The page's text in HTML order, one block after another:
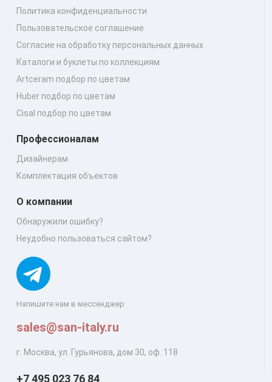
Напишите нам в мессенджер
sales@san-italy.ru
г. Москва, ул. Гурьянова, дом 30, оф. 118
Политика конфиденциальности
Пользовательское соглашение
Согласие на обработку персональных данных
Каталоги и буклеты по коллекциям
Artceram подбор по цветам
Huber подбор по цветам
Cisal подбор по цветам
Профессионалам
Дизайнерам
Комплектация объектов
О компании
Обнаружили ошибку?
Неудобно пользоваться сайтом?
+7 495 023 76 84